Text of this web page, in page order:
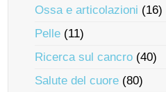
Ossa e articolazioni (16)
Pelle (11)
Ricerca sul cancro (40)
Salute del cuore (80)